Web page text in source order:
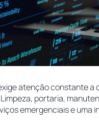
atenção constante a
portaria,
emergenciais e uma